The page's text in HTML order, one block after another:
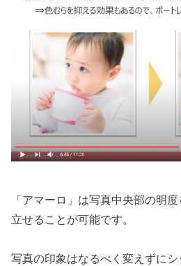
「アマーロ」は写真中央部の明
立せることが可能です。
写真の印象はなるべく変えずに